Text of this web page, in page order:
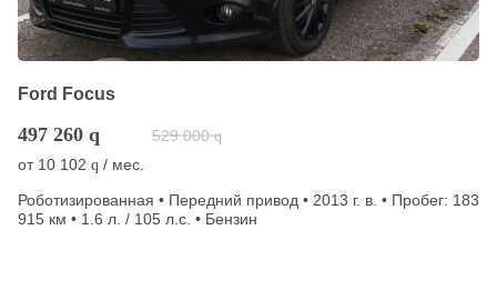
Ford Focus
497 260 q 529 000 q
от 10 102 q / мес.
Роботизированная • Передний привод • 2013 г. в. • Пробег: 183
915 км • 1.6 л. / 105 л.с. • Бензин